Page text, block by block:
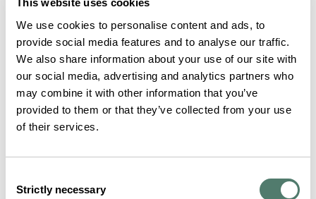
This website uses cookies
We use cookies to personalise content and ads, to
provide social media features and to analyse our traffic.
We also share information about your use of our site with
our social media, advertising and analytics partners who
may combine it with other information that you’ve
provided to them or that they’ve collected from your use
of their services.
Selection
Strictly necessary